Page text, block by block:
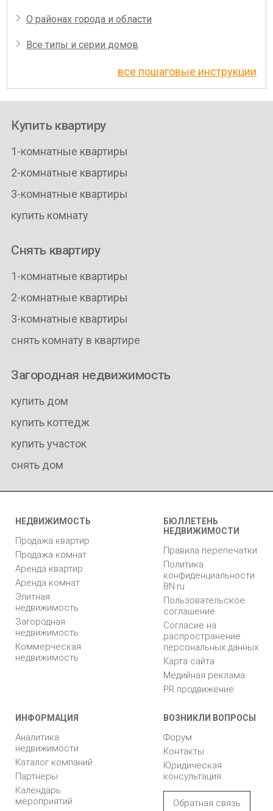
О районах города и области
Все типы и серии домов
все пошаговые инструкции
Купить квартиру
1-комнатные квартиры
2-комнатные квартиры
3-комнатные квартиры
купить комнату
Снять квартиру
1-комнатные квартиры
2-комнатные квартиры
3-комнатные квартиры
снять комнату в квартире
Загородная недвижимость
купить дом
купить коттедж
купить участок
снять дом
НЕДВИЖИМОСТЬ
Продажа квартир
Продажа комнат
Аренда квартир
Аренда комнат
Элитная
недвижимость
Загородная
недвижимость
Коммерческая
недвижимость
БЮЛЛЕТЕНЬ
НЕДВИЖИМОСТИ
Правила перепечатки
Политика
конфиденциальности
BN.ru
Пользовательское
соглашение
Согласие на
распространение
персональных данных
Карта сайта
Медийная реклама
PR продвижение
ИНФОРМАЦИЯ
Аналитика
недвижимости
Каталог компаний
Партнеры
Календарь
мероприятий
ВОЗНИКЛИ ВОПРОСЫ
Форум
Контакты
Юридическая
консультация
Обратная связь